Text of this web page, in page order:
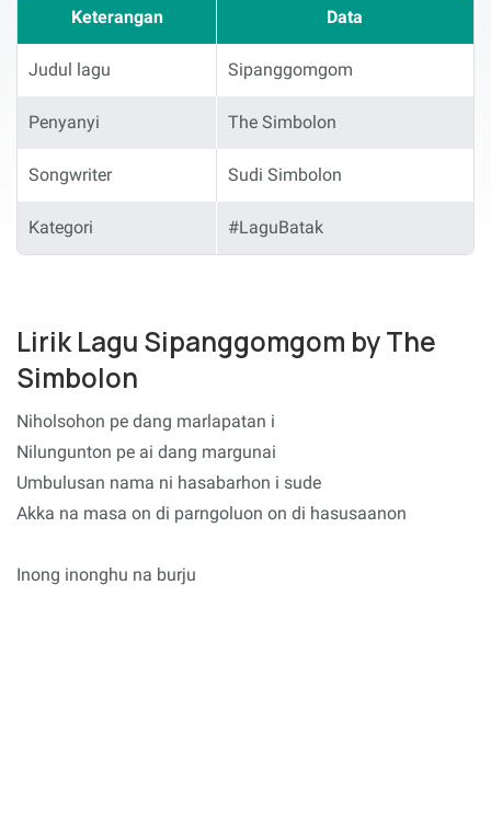
Keterangan Data
Judul lagu Sipanggomgom
Penyanyi The Simbolon
Songwriter Sudi Simbolon
Kategori #LaguBatak
Lirik Lagu Sipanggomgom by The
Simbolon
Niholsohon pe dang marlapatan i
Nilungunton pe ai dang margunai
Umbulusan nama ni hasabarhon i sude
Akka na masa on di parngoluon on di hasusaanon
Inong inonghu na burju